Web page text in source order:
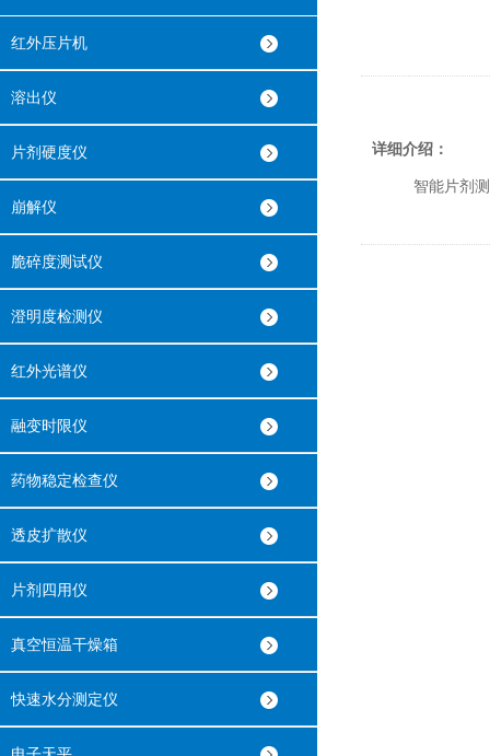
红外压片机
溶出仪
片剂硬度仪
崩解仪
脆碎度测试仪
澄明度检测仪
红外光谱仪
融变时限仪
药物稳定检查仪
透皮扩散仪
片剂四用仪
真空恒温干燥箱
快速水分测定仪
详细介绍：
智能片剂测